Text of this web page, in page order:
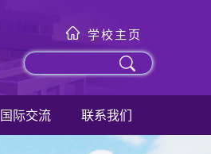
学校主页
国际交流 联系我们